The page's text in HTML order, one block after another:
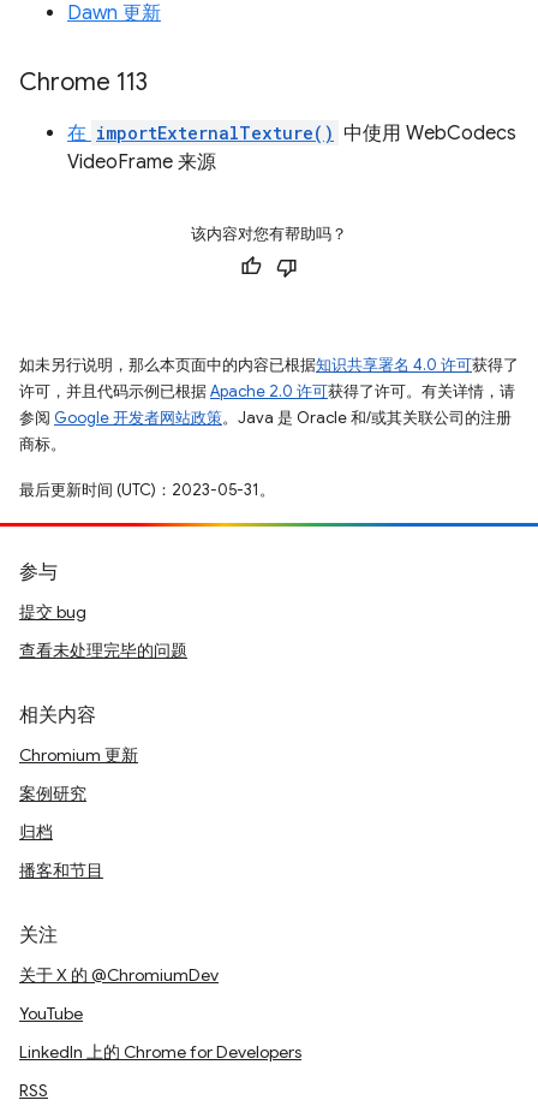
Dawn 更新
Chrome 113
在 importExternalTexture() 中使用 WebCodecs
VideoFrame 来源
该内容对您有帮助吗？
如未另行说明，那么本页面中的内容已根据知识共享署名 4.0 许可获得了
许可，并且代码示例已根据Apache 2.0 许可获得了许可。有关详情，请
参阅 Google 开发者网站政策。Java 是 Oracle 和/或其关联公司的注册
商标。
最后更新时间 (UTC)：2023-05-31。
参与
提交 bug
查看未处理完毕的问题
相关内容
Chromium 更新
案例研究
归档
播客和节目
关注
关于 X 的 @ChromiumDev
YouTube
LinkedIn 上的 Chrome for Developers
RSS